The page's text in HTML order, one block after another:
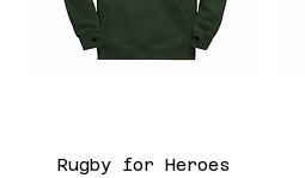
Rugby for Heroes